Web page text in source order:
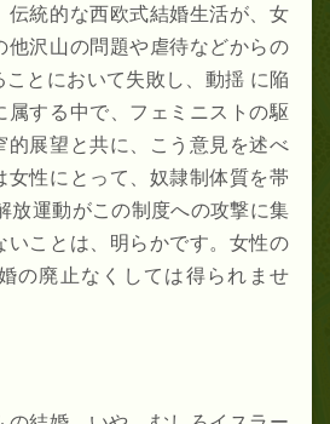
伝統的な西欧式結婚生活が、女
他沢山の問題や虐待などからの
とにおいて失敗し、動揺 に陥
属する中で、フェミニストの駆
的展望と共に、こう意見を述べ
女性にとって、奴隷制体質を帯
放運動がこの制度への攻撃に集
いことは、明らかです。女性の
の廃止なくしては得られませ